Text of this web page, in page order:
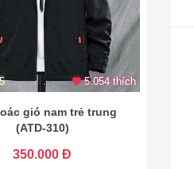
5.054 thích
gió nam trẻ trung
(ATD-310)
350.000 Đ